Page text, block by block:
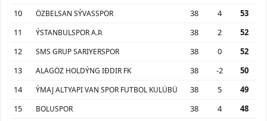
10
ÖZBELSAN SÝVASSPOR 38 4
53
11
ÝSTANBULSPOR A.Þ. 38 2
52
12
SMS GRUP SARIYERSPOR 38 0
52
13
ALAGÖZ HOLDÝNG IÐDIR FK 38 -2
50
14
ÝMAJ ALTYAPI VAN SPOR FUTBOL KULÜBÜ 38 5
49
15
BOLUSPOR 38 4
48